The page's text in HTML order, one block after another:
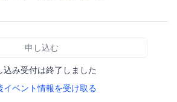
申し込む
込み受付は終了しました
イベント情報を受け取る